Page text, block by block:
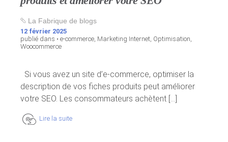
La Fabrique de blogs
12 février 2025
publié dans • e-commerce, Marketing Internet, Optimisation,
Woocommerce
Si vous avez un site d’e-commerce, optimiser la
description de vos fiches produits peut améliorer
votre SEO. Les consommateurs achètent [...]
Lire la suite